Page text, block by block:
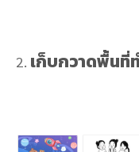
เก็บกวาดพื้นที่